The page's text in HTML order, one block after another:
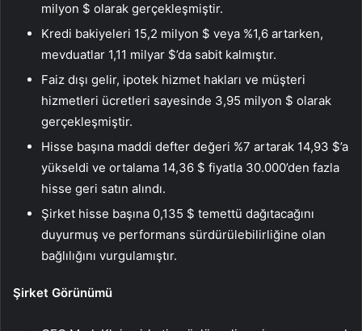
milyon $ olarak gerçekleşmiştir.
Kredi bakiyeleri 15,2 milyon $ veya %1,6 artarken,
mevduatlar 1,11 milyar $’da sabit kalmıştır.
Faiz dışı gelir, ipotek hizmet hakları ve müşteri
hizmetleri ücretleri sayesinde 3,95 milyon $ olarak
gerçekleşmiştir.
Hisse başına maddi defter değeri %7 artarak 14,93 $’a
yükseldi ve ortalama 14,36 $ fiyatla 30.000’den fazla
hisse geri satın alındı.
Şirket hisse başına 0,135 $ temettü dağıtacağını
duyurmuş ve performans sürdürülebilirliğine olan
bağlılığını vurgulamıştır.
Şirket Görünümü